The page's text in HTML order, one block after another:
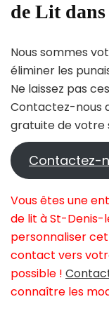
de Lit
Nous sommes
éliminer les
Ne laissez pas
Contactez-nous
gratuite de votre
Contactez-
Vous êtes une
de lit à St-Denis-
personnaliser
contact vers
possible !
connaître les